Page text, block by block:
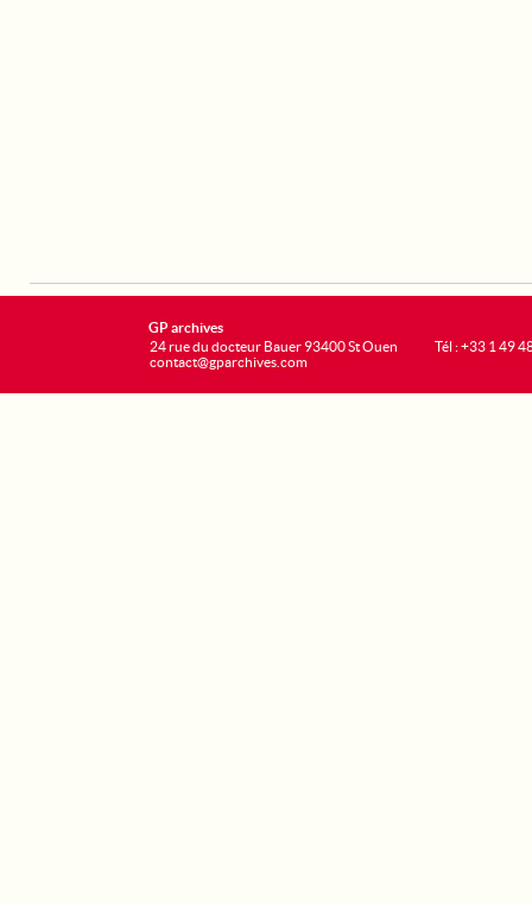
GP archives
24 rue du docteur Bauer 93400 St Ouen
contact@gparchives.com
Tél : +33 1 49